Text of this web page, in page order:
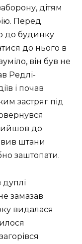
дітям
Перед
до будинку
до нього в
він був не
Редлі-
і почав
застряг під
до
штани
заштопати.
замазав
видалася